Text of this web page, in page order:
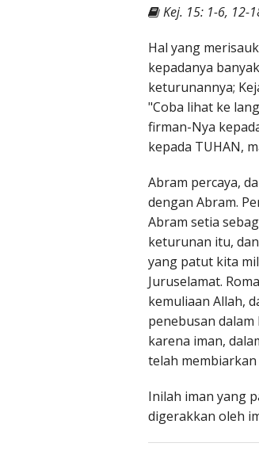
Kej. 15: 1-6, 12-
Hal yang
kepadanya
keturunannya;
"Coba lihat ke
firman-Nya
kepada TUHAN,
Abram percaya,
dengan Abram.
Abram setia
keturunan itu,
yang patut kita
Juruselamat.
kemuliaan Allah,
penebusan
karena iman,
telah
Inilah iman yang
digerakkan oleh